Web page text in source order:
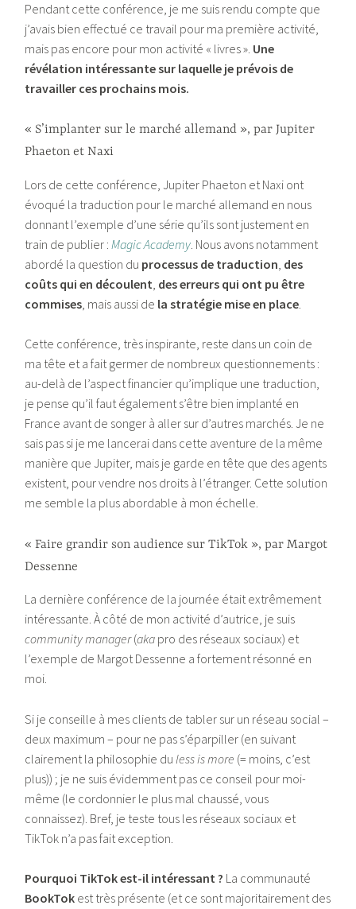
Pendant cette conférence, je me suis rendu compte que
j’avais bien effectué ce travail pour ma première activité,
mais pas encore pour mon activité « livres ». Une
révélation intéressante sur laquelle je prévois de
travailler ces prochains mois.
« S’implanter sur le marché allemand », par Jupiter
Phaeton et Naxi
Lors de cette conférence, Jupiter Phaeton et Naxi ont
évoqué la traduction pour le marché allemand en nous
donnant l’exemple d’une série qu’ils sont justement en
train de publier : Magic Academy . Nous avons notamment
abordé la question du processus de traduction des
coûts qui en découlent des erreurs qui ont pu être
commises , mais aussi de la stratégie mise en place
Cette conférence, très inspirante, reste dans un coin de
ma tête et a fait germer de nombreux questionnements :
au-delà de l’aspect financier qu’implique une traduction,
je pense qu’il faut également s’être bien implanté en
France avant de songer à aller sur d’autres marchés. Je ne
sais pas si je me lancerai dans cette aventure de la même
manière que Jupiter, mais je garde en tête que des agents
existent, pour vendre nos droits à l’étranger. Cette solution
me semble la plus abordable à mon échelle.
« Faire grandir son audience sur TikTok », par Margot
Dessenne
La dernière conférence de la journée était extrêmement
intéressante. À côté de mon activité d’autrice, je suis
community manager(aka pro des réseaux sociaux) et
l’exemple de Margot Dessenne a fortement résonné en
moi.
Si je conseille à mes clients de tabler sur un réseau social –
deux maximum – pour ne pas s’éparpiller (en suivant
clairement la philosophie du less is more (= moins, c’est
plus)) ; je ne suis évidemment pas ce conseil pour moi-
même (le cordonnier le plus mal chaussé, vous
connaissez). Bref, je teste tous les réseaux sociaux et
TikTok n’a pas fait exception.
Pourquoi TikTok est-il intéressant ? La communauté
BookTok est très présente (et ce sont majoritairement des